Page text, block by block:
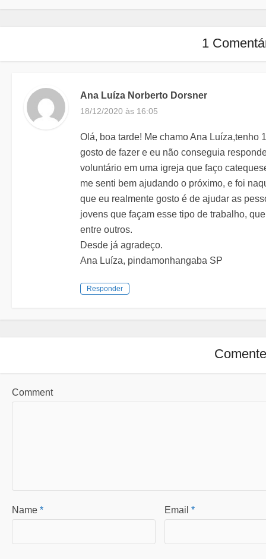
1
Ana Luíza Norberto Dorsner
18/12/2020 às 16:05
Olá, boa tarde! Me chamo Ana Luíza,tenho
gosto de fazer e eu não conseguia
voluntário em uma igreja que faço
me senti bem ajudando o próximo, e foi
que eu realmente gosto é de ajudar as
jovens que façam esse tipo de trabalho,
entre outros.
Desde já agradeço.
Ana Luíza, pindamonhangaba SP
Responder
Comente
Comment
Name * Email *